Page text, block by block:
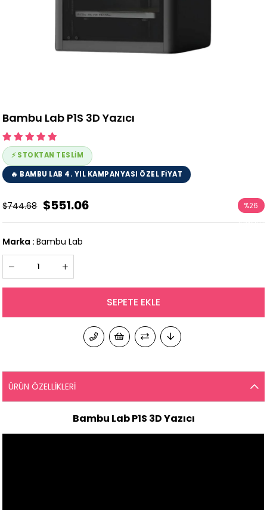
Bambu Lab P1S 3D Yazıcı
⚡ STOKTAN TESLİM
🔥 BAMBU LAB 4. YIL KAMPANYASI ÖZEL FİYAT
$744.68 $551.06 %26
İndirim
Marka : Bambu Lab
ÜRÜN ÖZELLIKLERI
Bambu Lab P1S 3D Yazıcı